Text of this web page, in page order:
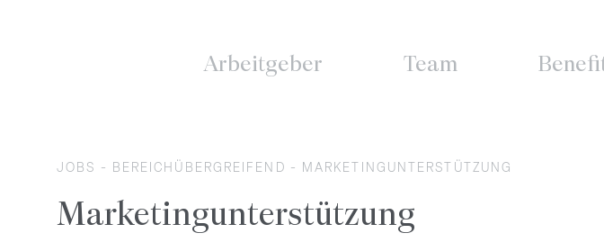
Arbeitgeber Team
JOBS - BEREICHÜBERGREIFEND - MARKETINGUNTERSTÜTZUNG
Marketingunterstützung